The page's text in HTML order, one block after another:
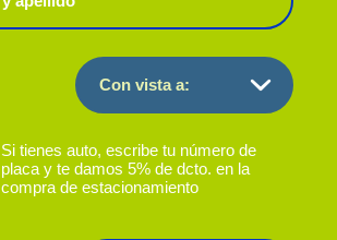
Si tienes auto, escribe tu número de
placa y te damos 5% de dcto. en la
compra de estacionamiento